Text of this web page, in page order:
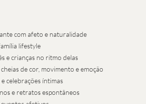
com afeto e naturalidade
lifestyle
e crianças no ritmo delas
de cor, movimento e emoção
celebrações íntimas
e retratos espontâneos